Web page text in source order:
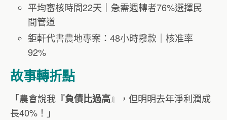
平均審核時間22天｜急需週轉者76%選擇民
間管道
鉅軒代書農地專案：48小時撥款｜核准率
92%
故事轉折點
「農會說我『負債比過高』，但明明去年淨利潤成
長40%！」